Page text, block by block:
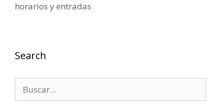
horarios y entradas
Search